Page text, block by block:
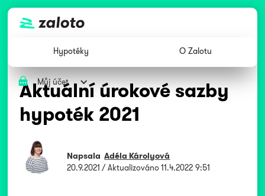
Hypotéky O Zalotu
Můj účet
Aktuální úrokové sazby
hypoték 2021
Napsala Adéla Károlyová
20.9.2021 / Aktualizováno11.4.2022 9:51